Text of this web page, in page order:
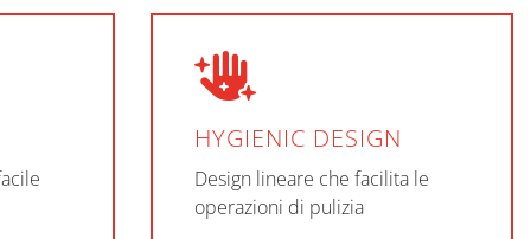
HYGIENIC DESIGN
Design lineare che facilita le
operazioni di pulizia